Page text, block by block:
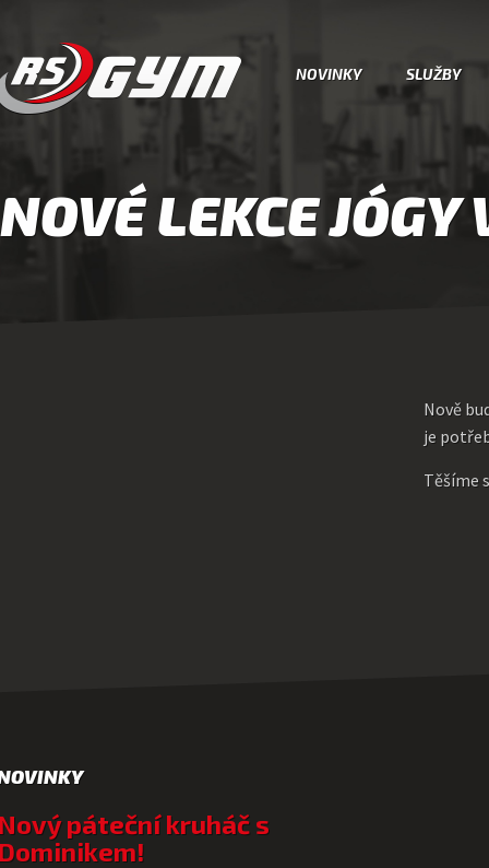
NOVINKY SLUŽBY
NOVÉ LEKCE
Nově
je
Těšíme
páteční kruháč s